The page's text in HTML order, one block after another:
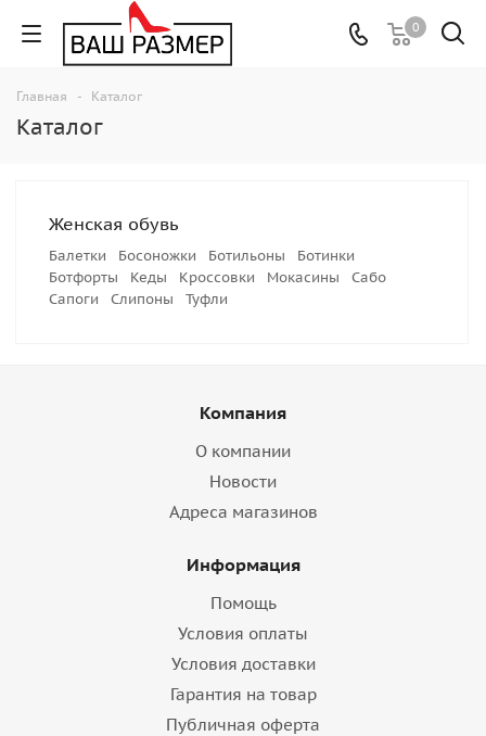
0
Главная - Каталог
Каталог
Женская обувь
Балетки Босоножки Ботильоны
Ботинки
Ботфорты
Кеды Кроссовки Мокасины
Сабо
Сапоги
Слипоны Туфли
Компания
О компании
Новости
Адреса магазинов
Информация
Помощь
Условия оплаты
Условия доставки
Гарантия на товар
Публичная оферта